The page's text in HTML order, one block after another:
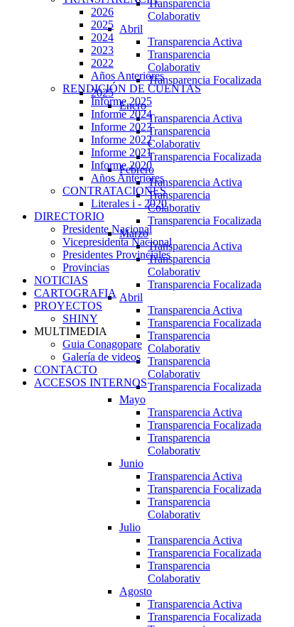
Transparencia
Colaborativ
Abril
Transparencia Activa
Transparencia
Colaborativ
Transparencia Focalizada
2025
Enero
Transparencia Activa
Transparencia
Colaborativ
Transparencia Focalizada
Febrero
Transparencia Activa
Transparencia
Colaborativ
Transparencia Focalizada
Marzo
Transparencia Activa
Transparencia
Colaborativ
Transparencia Focalizada
Abril
Transparencia Activa
Transparencia Focalizada
Transparencia
Colaborativ
Transparencia
Colaborativ
Transparencia Focalizada
Mayo
Transparencia Activa
Transparencia Focalizada
Transparencia
Colaborativ
Junio
Transparencia Activa
Transparencia Focalizada
Transparencia
Colaborativ
Julio
Transparencia Activa
Transparencia Focalizada
Transparencia
Colaborativ
Agosto
Transparencia Activa
Transparencia Focalizada
2026
2025
2024
2023
2022
Años Anteriores
RENDICIÓN DE CUENTAS
Informe 2025
Informe 2024
Informe 2023
Informe 2022
Informe 2021
Informe 2020
Años Anteriores
CONTRATACIONES
Literales i - 2020
DIRECTORIO
Presidente Nacional
Vicepresidenta Nacional
Presidentes Provinciales
Provincias
NOTICIAS
CARTOGRAFIA
PROYECTOS
SHINY
MULTIMEDIA
Guia Conagopare
Galería de videos
CONTACTO
ACCESOS INTERNOS